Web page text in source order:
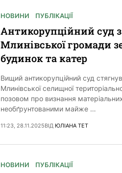
НОВИНИ ПУБЛІКАЦІЇ
Антикорупційний суд
Млинівської громади
будинок та катер
Вищий антикорупційний суд
Млинівської селищної
позовом про визнання
необґрунтованими майже …
11:23, 28.11.2025ВІД ЮЛІАНА ТЕТ
НОВИНИ ПУБЛІКАЦІЇ